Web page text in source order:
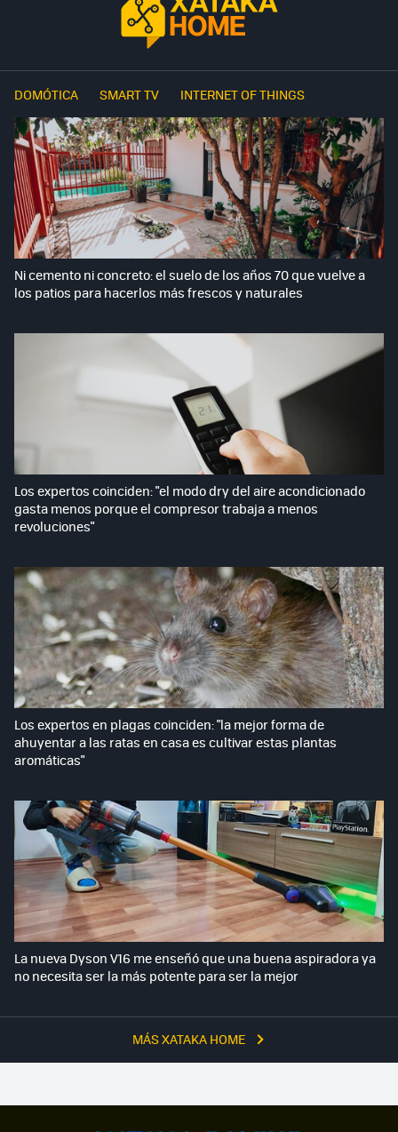
DOMÓTICA SMART TV INTERNET OF THINGS
MÁS XATAKA HOME
Ni cemento ni concreto: el suelo de los años 70 que vuelve a
los patios para hacerlos más frescos y naturales
Los expertos coinciden: "el modo dry del aire acondicionado
gasta menos porque el compresor trabaja a menos
revoluciones"
Los expertos en plagas coinciden: "la mejor forma de
ahuyentar a las ratas en casa es cultivar estas plantas
aromáticas"
La nueva Dyson V16 me enseñó que una buena aspiradora ya
no necesita ser la más potente para ser la mejor